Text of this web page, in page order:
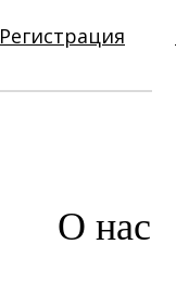
Регистрация
О нас